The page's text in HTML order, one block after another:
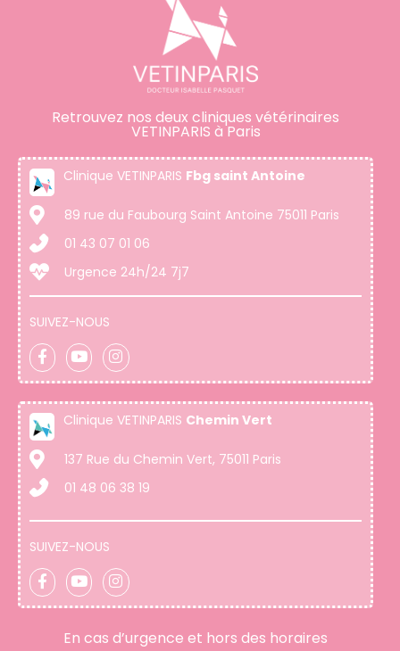
Retrouvez nos deux cliniques vétérinaires
VETINPARIS à Paris
Clinique VETINPARIS Fbg saint Antoine
89 rue du Faubourg Saint Antoine 75011 Paris
01 43 07 01 06
Urgence 24h/24 7j7
SUIVEZ-NOUS
Clinique VETINPARIS Chemin Vert
137 Rue du Chemin Vert, 75011 Paris
01 48 06 38 19
SUIVEZ-NOUS
En cas d’urgence et hors des horaires